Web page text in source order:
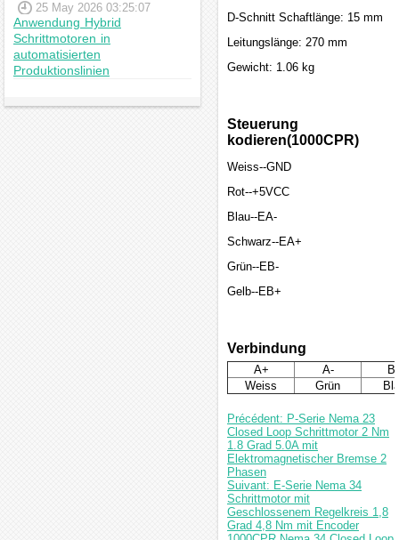
25 May 2026 03:25:07
Anwendung Hybrid
Schrittmotoren in
automatisierten
Produktionslinien
D-Schnitt Schaftlänge: 15 mm
Leitungslänge: 270 mm
Gewicht: 1.06 kg
Steuerung
kodieren(1000CPR)
Weiss--GND
Rot--+5VCC
Blau--EA-
Schwarz--EA+
Grün--EB-
Gelb--EB+
Verbindung
A+ A-
Weiss
Grün
Précédent: P-Serie Nema 23
Closed Loop Schrittmotor 2 Nm
1.8 Grad 5.0A mit
Elektromagnetischer Bremse 2
Phasen
Suivant: E-Serie Nema 34
Schrittmotor mit
Geschlossenem Regelkreis 1,8
Grad 4,8 Nm mit Encoder